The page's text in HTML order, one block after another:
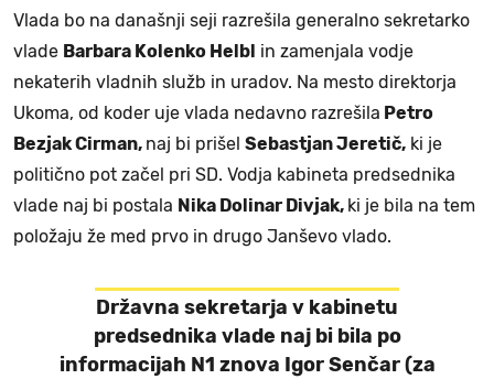
Vlada bo na današnji seji razrešila generalno sekretarko
vlade Barbara Kolenko Helbl in zamenjala vodje
nekaterih vladnih služb in uradov. Na mesto direktorja
Ukoma, od koder uje vlada nedavno razrešila Petro
Bezjak Cirman, naj bi prišel Sebastjan Jeretič, ki je
politično pot začel pri SD. Vodja kabineta predsednika
vlade naj bi postala Nika Dolinar Divjak, ki je bila na tem
položaju že med prvo in drugo Janševo vlado.
Državna sekretarja v kabinetu
predsednika vlade naj bi bila po
informacijah N1 znova Igor Senčar(za